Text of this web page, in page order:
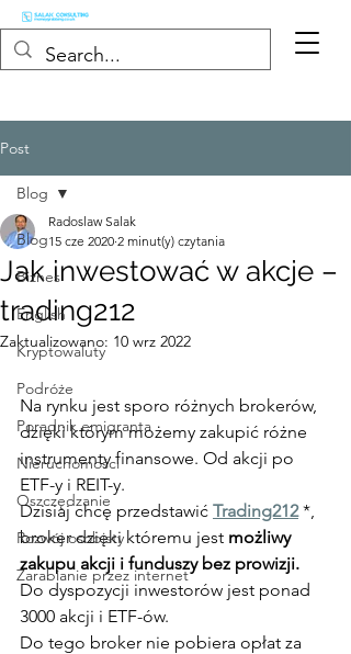
Post
Blog
Biznes
English
Kryptowaluty
Podróże
Poradnik emigranta
Nieruchomości
Oszczędzanie
Rozwój osobisty
Zarabianie przez internet
Blog
Jak inwestować w akcje –
trading212
Radoslaw Salak
15 cze 2020 2 minut(y) czytania
Zaktualizowano: 10 wrz 2022
Na rynku jest sporo różnych brokerów,
dzięki którym możemy zakupić różne
instrumenty finansowe. Od akcji po
ETF-y i REIT-y.
Dzisiaj chcę przedstawić Trading212 *,
broker dzięki któremu jest możliwy
zakupu akcji i funduszy bez prowizji.
Do dyspozycji inwestorów jest ponad
3000 akcji i ETF-ów.
Do tego broker nie pobiera opłat za